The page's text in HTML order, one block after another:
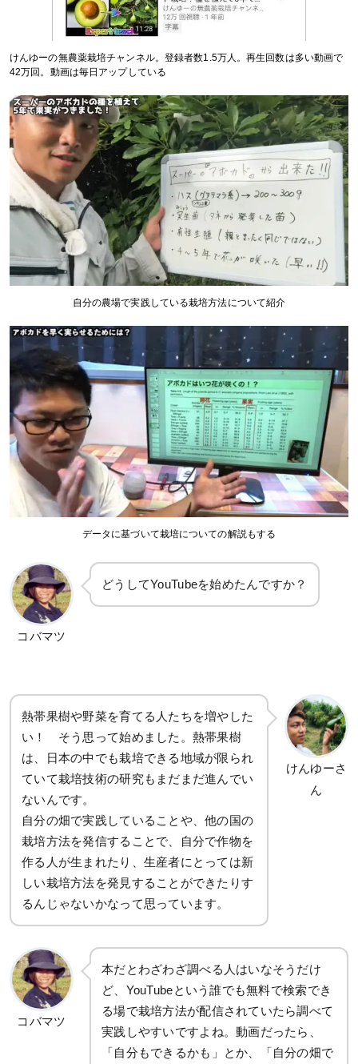
けんゆーの無農薬栽培チャンネル。登録者数1.5万人。再生回数は多い動画で
42万回。動画は毎日アップしている
自分の農場で実践している栽培方法について紹介
データに基づいて栽培についての解説もする
コバマツ
どうしてYouTubeを始めたんですか？
熱帯果樹や野菜を育てる人たちを増やした
い！ そう思って始めました。熱帯果樹
は、日本の中でも栽培できる地域が限られ
ていて栽培技術の研究もまだまだ進んでい
ないんです。
自分の畑で実践していることや、他の国の
栽培方法を発信することで、自分で作物を
作る人が生まれたり、生産者にとっては新
しい栽培方法を発見することができたりす
るんじゃないかなって思っています。
けんゆーさ
ん
コバマツ
本だとわざわざ調べる人はいなそうだけ
ど、YouTubeという誰でも無料で検索でき
る場で栽培方法が配信されていたら調べて
実践しやすいですよね。動画だったら、
「自分もできるかも」とか、「自分の畑で